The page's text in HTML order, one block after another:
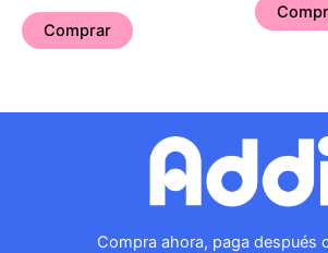
Comprar
Compra ahora, paga después